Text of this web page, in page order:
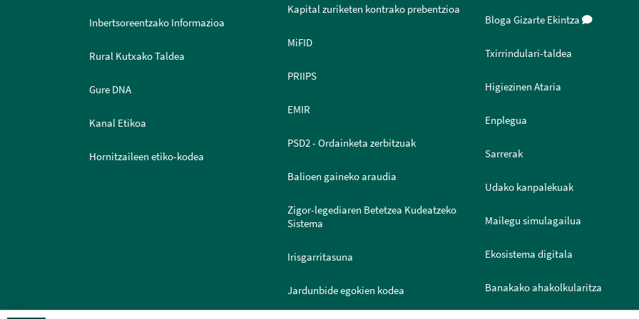
Inbertsoreentzako Informazioa
Rural Kutxako Taldea
Gure DNA
Kanal Etikoa
Hornitzaileen etiko-kodea
Kapital zuriketen kontrako prebentzioa
MiFID
PRIIPS
EMIR
PSD2 - Ordainketa zerbitzuak
Balioen gaineko araudia
Zigor-legediaren Betetzea Kudeatzeko
Sistema
Irisgarritasuna
Jardunbide egokien kodea
Bloga Gizarte Ekintza
Txirrindulari-taldea
Higiezinen Ataria
Enplegua
Sarrerak
Udako kanpalekuak
Mailegu simulagailua
Ekosistema digitala
Banakako ahakolkularitza